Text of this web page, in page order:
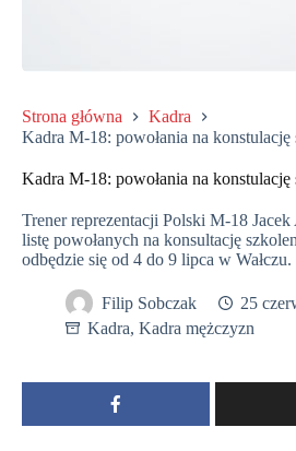
Strona główna
Kadra
Kadra M-18: powołania na konstulację
Kadra M-18: powołania na konstulację
Trener reprezentacji Polski M-18 Jacek
listę powołanych na konsultację
odbędzie się od 4 do 9 lipca w Wałczu.
Filip Sobczak
25
Kadra, Kadra mężczyzn